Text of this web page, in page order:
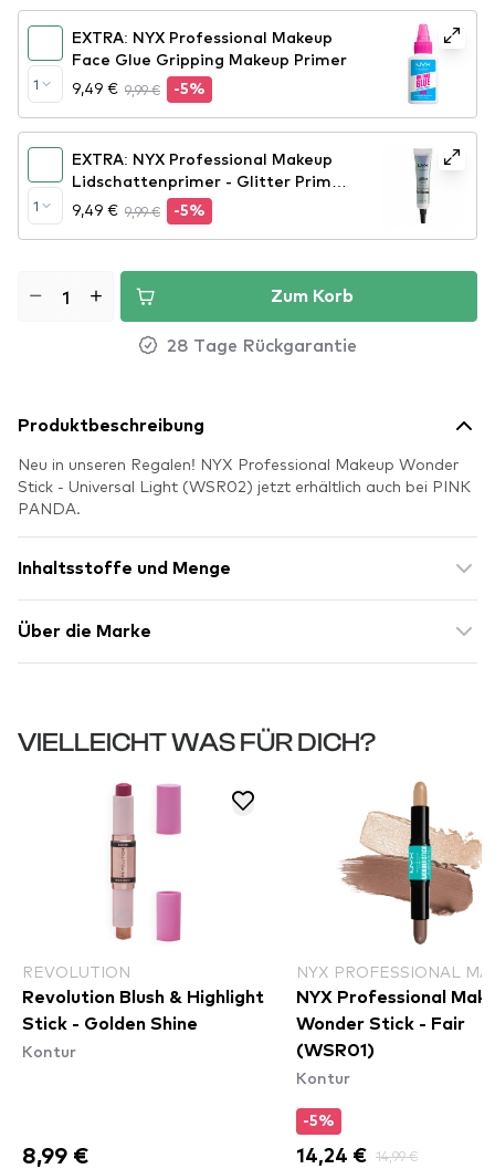
1
EXTRA: NYX Professional Makeup
Face Glue Gripping Makeup Primer
9,49 € 9,99 € -5%
1
EXTRA: NYX Professional Makeup
Lidschattenprimer - Glitter Primer
(GLIP01)
9,49 € 9,99 € -5%
Zum Korb
28 Tage Rückgarantie
Produktbeschreibung
Neu in unseren Regalen! NYX Professional Makeup Wonder
Stick - Universal Light (WSR02) jetzt erhältlich auch bei PINK
PANDA.
Inhaltsstoffe und Menge
Über die Marke
VIELLEICHT WAS FÜR DICH?
REVOLUTION
Revolution Blush & Highlight
Stick - Golden Shine
Kontur
8,99 €
NYX PROFESSIONAL
NYX Professional
Wonder Stick - Fair
(WSR01)
Kontur
-5%
14,24 € 14,99 €